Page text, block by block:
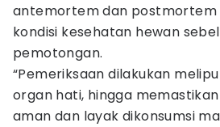
antemortem dan postmortem
kondisi kesehatan hewan
pemotongan.
“Pemeriksaan dilakukan
organ hati, hingga
aman dan layak dikonsumsi